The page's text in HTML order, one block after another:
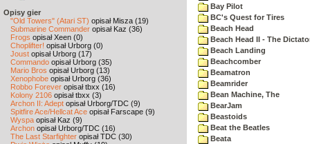
Opisy gier
"Old Towers" (Atari ST) opisał Misza (19)
Submarine Commander opisał Kaz (36)
Frogs opisał Xeen (0)
Choplifter! opisał Urborg (0)
Joust opisał Urborg (17)
Commando opisał Urborg (35)
Mario Bros opisał Urborg (13)
Xenophobe opisał Urborg (36)
Robbo Forever opisał tbxx (16)
Kolony 2106 opisał tbxx (3)
Archon II: Adept opisał Urborg/TDC (9)
Spitfire Ace/Hellcat Ace opisał Farscape (9)
Wyspa opisał Kaz (9)
Archon opisał Urborg/TDC (16)
The Last Starfighter opisał TDC (30)
Bay Pilot
BC's Quest for Tires
Beach Head
Beach Head II - The
Beach Landing
Beachcomber
Beamatron
Beamrider
Bean Machine, The
BearJam
Beastoids
Beat the Beatles
Beata